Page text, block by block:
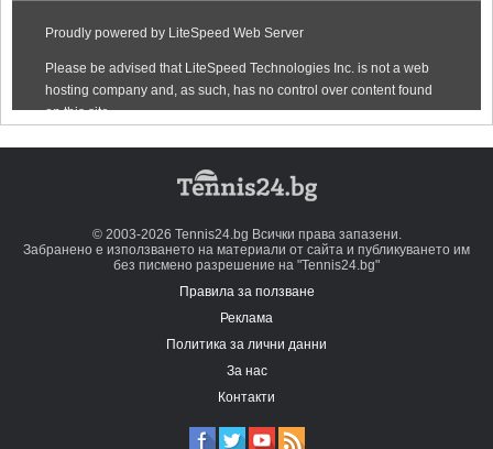
© 2003-2026 Tennis24.bg Всички права запазени.
Забранено е използването на материали от сайта и публикуването им
без писмено разрешение на "Tennis24.bg"
Правила за ползване
Реклама
Политика за лични данни
За нас
Контакти